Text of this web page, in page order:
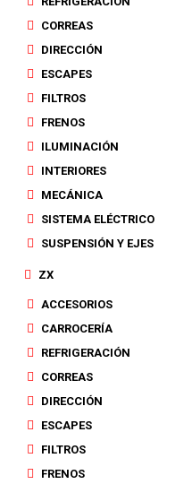
CORREAS
DIRECCIÓN
ESCAPES
FILTROS
FRENOS
ILUMINACIÓN
INTERIORES
MECÁNICA
SISTEMA ELÉCTRICO
SUSPENSIÓN Y EJES
ZX
ACCESORIOS
CARROCERÍA
REFRIGERACIÓN
CORREAS
DIRECCIÓN
ESCAPES
FILTROS
FRENOS